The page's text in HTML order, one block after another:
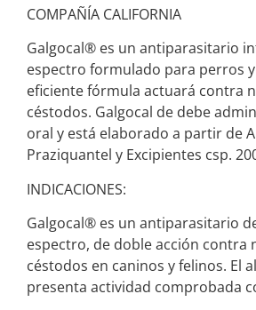
COMPAÑÍA CALIFORNIA
Galgocal® es un antiparasitario
espectro formulado para perros y
eficiente fórmula actuará contra
céstodos. Galgocal de debe
oral y está elaborado a partir de
Praziquantel y Excipientes csp.
INDICACIONES:
Galgocal® es un antiparasitario
espectro, de doble acción contra
céstodos en caninos y felinos. El
presenta actividad comprobada